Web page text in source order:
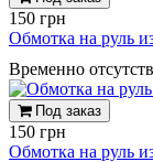
150 грн
Обмотка на руль
Временно
Под заказ
150 грн
Обмотка на руль